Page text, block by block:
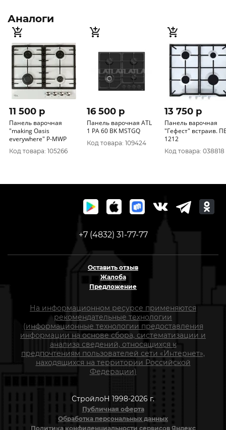
Аналоги
11 500 p
Панель варочная
"making Oasis
everywhere" P-MWP
Код товара: 105266
16 500 p
Панель варочная ATL
1 PA 60 BK MSTGQ
Код товара: 109424
13 750 p
Панель варочная
"Гефест" встраив.
1212
Код товара: 038818
+7 (4832) 31-77-77
Оставить отзыв
Жалоба
Предложение
На информационном ресурсе применяются
рекомендательные технологии
(информационные технологии предоставления
информации на основе сбора, систематизации и
анализа сведений, относящихся к
предпочтениям пользователей сети «Интернет»,
находящихся на территории Российской
Федерации)
СтройлоН 1998-2026 г.
Публичная оферта
Обработка персональных данных
Политика конфиденциальности сервисов Яндекс